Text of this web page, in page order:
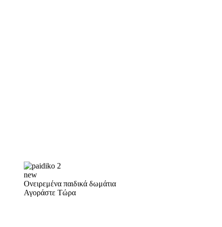
new
Ονειρεμένα παιδικά δωμάτια
Αγοράστε Τώρα